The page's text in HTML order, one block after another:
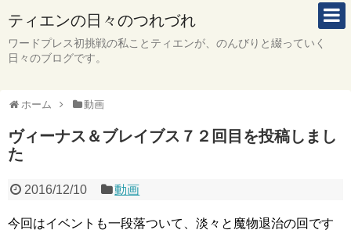
ティエンの日々のつれづれ
ワードプレス初挑戦の私ことティエンが、のんびりと綴っていく
日々のブログです。
ホーム 動画
ヴィーナス＆ブレイブス７２回目を投稿しまし
た
2016/12/10 動画
今回はイベントも一段落ついて、淡々と魔物退治の回です